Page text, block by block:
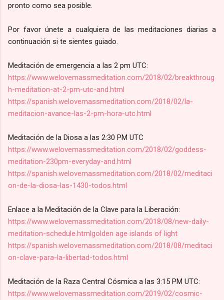
pronto como sea posible.
Por favor únete a cualquiera de las meditaciones diarias a
continuación si te sientes guiado.
Meditación de emergencia a las 2 pm UTC:
https://www.welovemassmeditation.com/2018/02/breakthroug
h-meditation-at-2-pm-utc-and.html
https://spanish.welovemassmeditation.com/2018/02/la-
meditacion-avance-las-2-pm-hora-utc.html
Meditación de la Diosa a las 2:30 PM UTC
https://www.welovemassmeditation.com/2018/02/goddess-
meditation-230pm-everyday-and.html
https://spanish.welovemassmeditation.com/2018/02/meditaci
on-de-la-diosa-las-1430-todos.html
Enlace a la Meditación de la Clave para la Liberación:
https://www.welovemassmeditation.com/2018/08/new-daily-
meditation-schedule.htmlgolden age islands of light
https://spanish.welovemassmeditation.com/2018/08/meditaci
on-clave-para-la-libertad-todos.html
Meditación de la Raza Central Cósmica a las 3:15 PM UTC:
https://www.welovemassmeditation.com/2019/02/cosmic-